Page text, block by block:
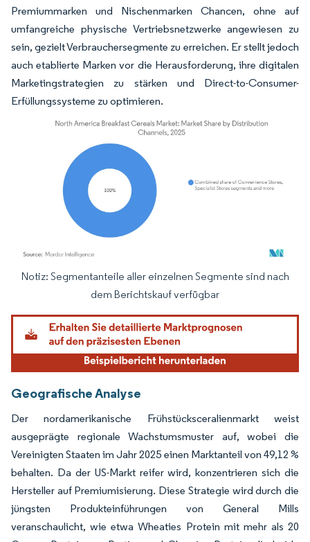
Premiummarken und Nischenmarken Chancen, ohne auf
umfangreiche physische Vertriebsnetzwerke angewiesen zu
sein, gezielt Verbrauchersegmente zu erreichen. Er stellt jedoch
auch etablierte Marken vor die Herausforderung, ihre digitalen
Marketingstrategien zu stärken und Direct-to-Consumer-
Erfüllungssysteme zu optimieren.
Bild © Mordor Intelligence. Wiederverwendung erfordert Namensnennung
Notiz: Segmentanteile aller einzelnen Segmente sind nach
dem Berichtskauf verfügbar
Geografische Analyse
Der nordamerikanische Frühstücksceralienmarkt weist
ausgeprägte regionale Wachstumsmuster auf, wobei die
Vereinigten Staaten im Jahr 2025 einen Marktanteil von 49,12 %
behalten. Da der US-Markt reifer wird, konzentrieren sich die
Hersteller auf Premiumisierung. Diese Strategie wird durch die
jüngsten Produkteinführungen von General Mills
veranschaulicht, wie etwa Wheaties Protein mit mehr als 20